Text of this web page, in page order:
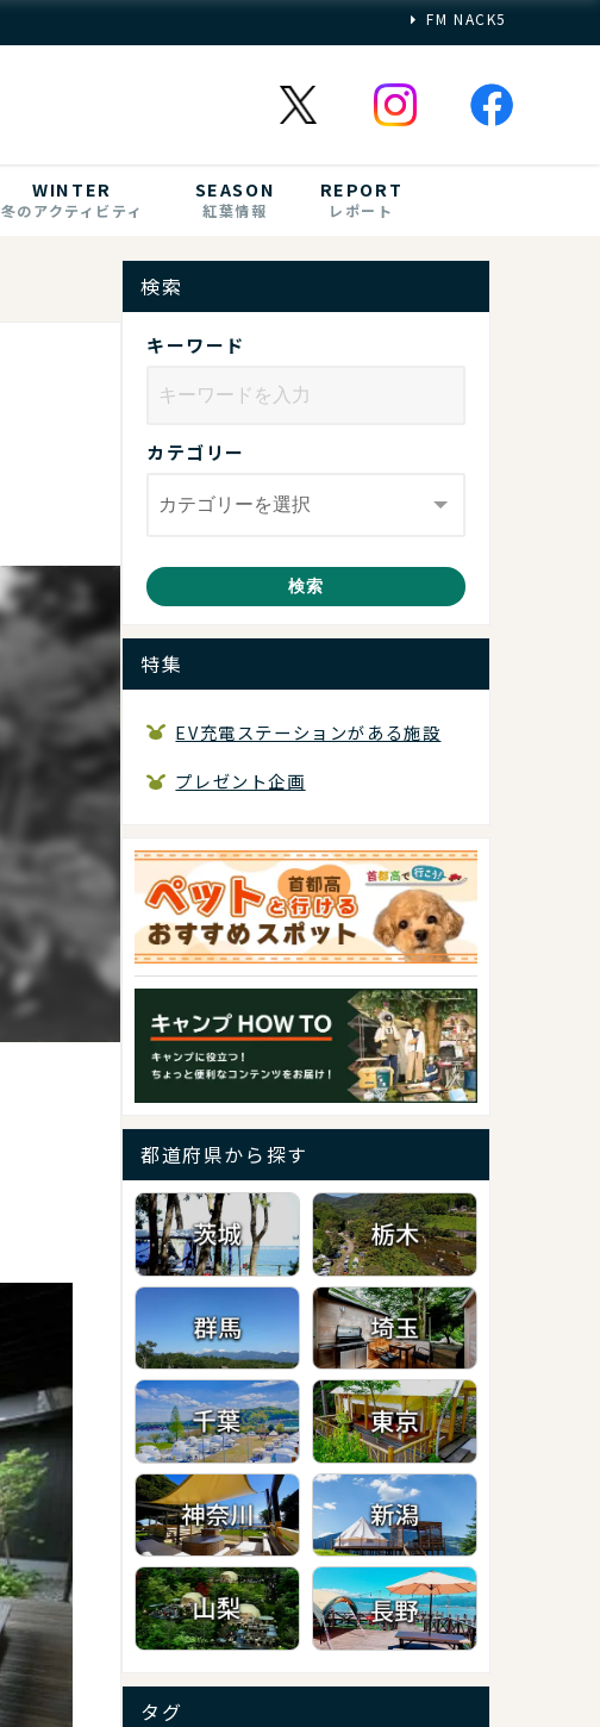
FM NACK5
WINTER
冬のアクティビティ
SEASON
紅葉情報
REPORT
レポート
検索
キーワード
カテゴリー
検索
特集
EV充電ステーションがある施設
プレゼント企画
都道府県から探す
タグ